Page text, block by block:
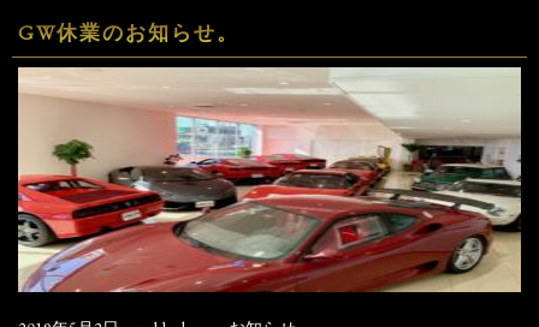
GW休業のお知らせ。